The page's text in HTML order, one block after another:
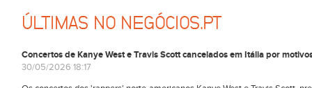
ÚLTIMAS NO NEGÓCIOS.PT
Concertos de Kanye West e Travis Scott cancelados em Itália por
30/05/2026 18:17